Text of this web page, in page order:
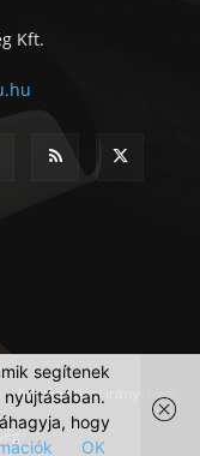
Kft.
Adatkezelési irányelvek
segítenek
hogy
OK